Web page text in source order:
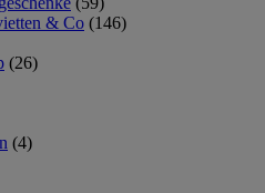
& Co (146)
(26)
(4)